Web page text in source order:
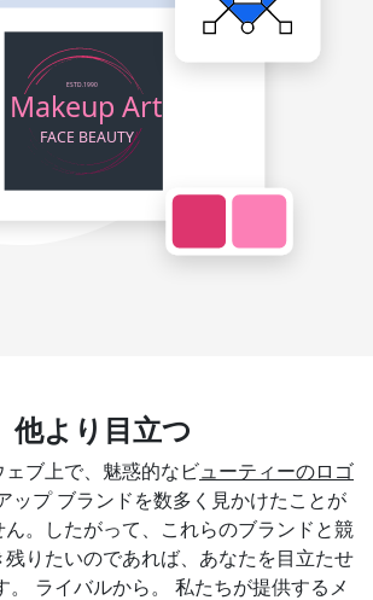
他より目立つ
ブ上で、魅惑的なビ ューティーのロゴ
ップ ブランドを数多く見かけたことが
。したがって、これらのブランドと競
りたいのであれば、あなたを目立たせ
。 ライバルから。 私たちが提供するメ